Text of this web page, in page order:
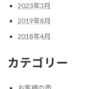
2023年3月
2019年8月
2018年4月
カテゴリー